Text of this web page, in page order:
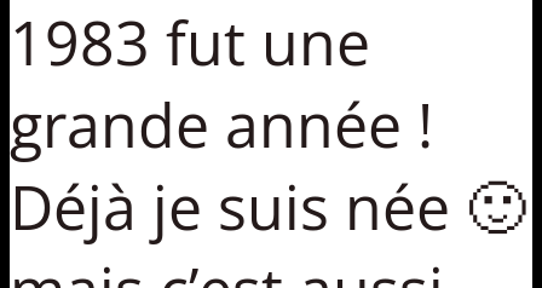
1983 fut une
grande année !
Déjà je suis née 🙂